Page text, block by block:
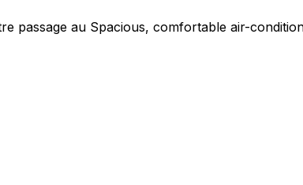
au Spacious, comfortable air-